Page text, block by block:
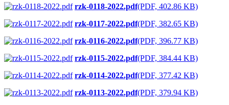
rzk-0118-2022.pdf(PDF, 402.86 KB)
rzk-0117-2022.pdf(PDF, 382.65 KB)
rzk-0116-2022.pdf(PDF, 396.77 KB)
rzk-0115-2022.pdf(PDF, 384.44 KB)
rzk-0114-2022.pdf(PDF, 377.42 KB)
rzk-0113-2022.pdf(PDF, 379.94 KB)